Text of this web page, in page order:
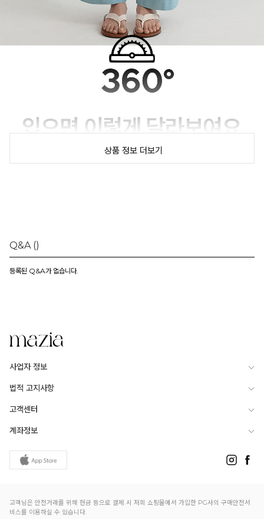
상품 정보 더보기
Q&A ()
등록된 Q&A가 없습니다.
사업자 정보
법적 고지사항
고객센터
계좌정보
고객님은 안전거래를 위해 현금 등으로 결제 시 저희 쇼핑몰에서 가입한 PG사의 구매안전서
비스를 이용하실 수 있습니다.